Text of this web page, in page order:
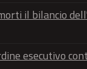
il bilancio
esecutivo